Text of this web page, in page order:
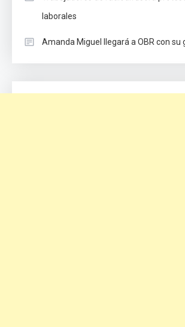
laborales
Amanda Miguel llegará a OBR con su